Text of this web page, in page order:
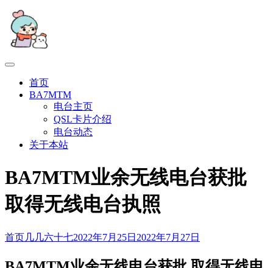
跳
至
内
容
首页
BA7MTM
电台主页
QSL卡片介绍
电台动态
关于本站
BA7MTM业余无线电台获批
取得无线电台执照
首页几几六十七2022年7月25日 2022年7月27日